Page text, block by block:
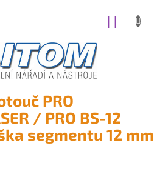
PRO
/ PRO BS-12
segmentu 12 mm